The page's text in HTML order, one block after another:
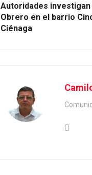
Autoridades
Obrero en el barrio
Ciénaga